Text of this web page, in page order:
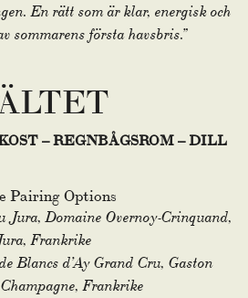
En rätt som är klar, energisk och
sommarens första havsbris.”
– REGNBÅGSROM – DILL
Pairing Options
Jura, Domaine Overnoy-Crinquand,
Frankrike
Blancs d’Ay Grand Cru, Gaston
Frankrike